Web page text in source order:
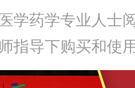
学药学专业人士
指导下购买和使